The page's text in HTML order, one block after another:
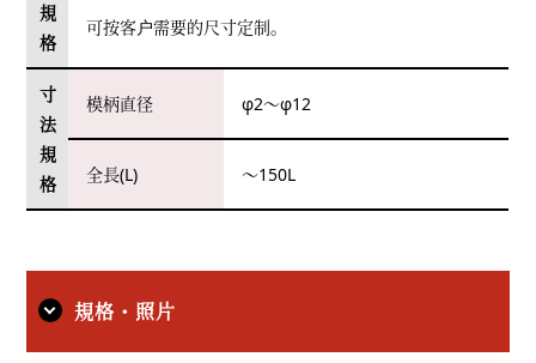
規
格
可按客户需要的尺寸定制。
寸
法
規
格
模柄直径 φ2～φ12
全長(L) ～150L
規格・照片